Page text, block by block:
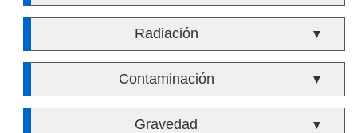
Radiación ▼
Contaminación ▼
Gravedad ▼